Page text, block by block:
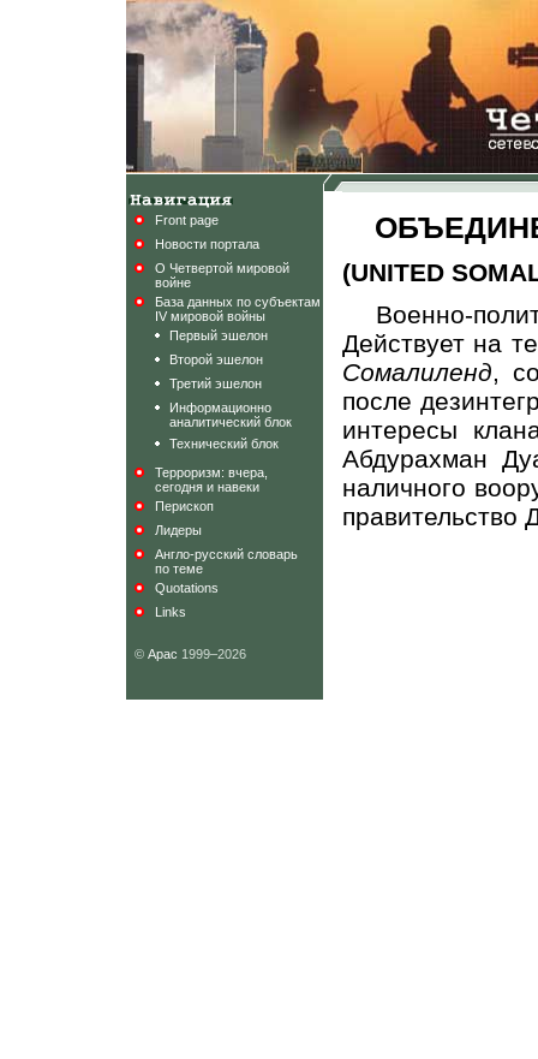
Front page
Новости портала
О Четвертой мировой
войне
База данных по субъектам
IV мировой войны
Первый эшелон
Второй эшелон
Третий эшелон
Информационно
аналитический блок
Технический блок
Терроризм: вчера,
сегодня и навеки
Перископ
Лидеры
Англо-русский словарь
по теме
Quotations
Links
© Арас 1999–2026
(UNITED
Военно-
Действует на
Сомалиленд,
после
интересы
Абдурахман
наличного
правительство